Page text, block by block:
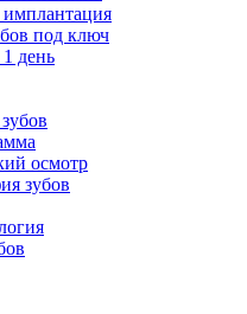
под ключ
день
осмотр
зубов